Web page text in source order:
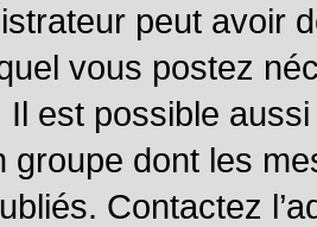
peut avoir
vous postez
Il est possible
groupe dont les
Contactez